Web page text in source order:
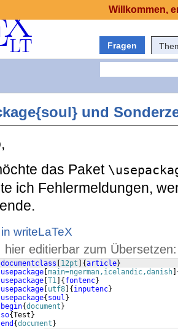
Fragen
und
das Paket
ich Fehlermeldungen,
writeLaTeX
hier editierbar zum Übersetzen:
12pt {article}
main=ngerman,icelandic,danish
T1 { fontenc}
utf8 { inputenc}
{ soul }
{document }
{Test }
{document }
Willkommen,